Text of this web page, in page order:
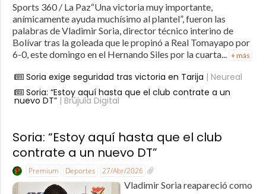
Sports 360 / La Paz“Una victoria muy importante,
anímicamente ayuda muchísimo al plantel”, fueron las
palabras de Vladimir Soria, director técnico interino de
Bolívar tras la goleada que le propinó a Real Tomayapo por
6-0, este domingo en el Hernando Siles por la cuarta...
+ más
Soria exige seguridad tras victoria en Tarija | Neureal
Soria: “Estoy aquí hasta que el club contrate a un
nuevo DT”| Brújula Digital
Soria: “Estoy aquí hasta que el club
contrate a un nuevo DT”
Premium Deportes 27/Abr/2026
Vladimir Soria reapareció como